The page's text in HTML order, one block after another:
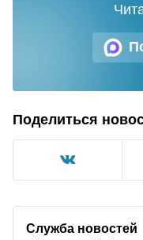
Поделиться
Служба новостей